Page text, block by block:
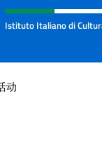
Istituto Italiano di
动